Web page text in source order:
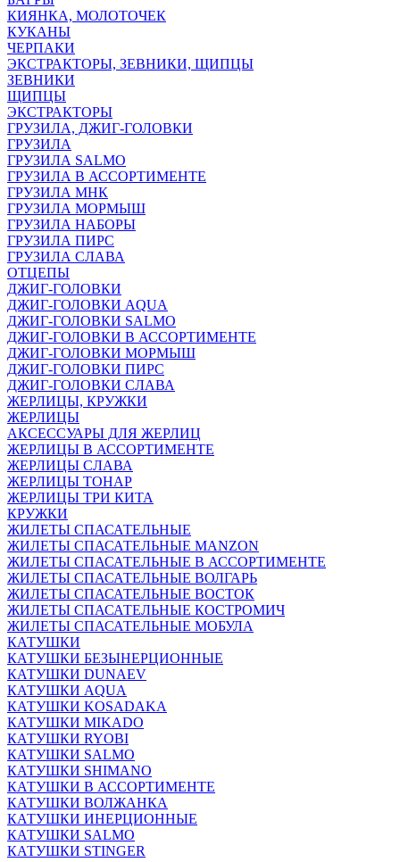
КИЯНКА, МОЛОТОЧЕК
КУКАНЫ
ЧЕРПАКИ
ЭКСТРАКТОРЫ, ЗЕВНИКИ, ЩИПЦЫ
ЗЕВНИКИ
ЩИПЦЫ
ЭКСТРАКТОРЫ
ГРУЗИЛА, ДЖИГ-ГОЛОВКИ
ГРУЗИЛА
ГРУЗИЛА SALMO
ГРУЗИЛА В АССОРТИМЕНТЕ
ГРУЗИЛА МНК
ГРУЗИЛА МОРМЫШ
ГРУЗИЛА НАБОРЫ
ГРУЗИЛА ПИРС
ГРУЗИЛА СЛАВА
ОТЦЕПЫ
ДЖИГ-ГОЛОВКИ
ДЖИГ-ГОЛОВКИ AQUA
ДЖИГ-ГОЛОВКИ SALMO
ДЖИГ-ГОЛОВКИ В АССОРТИМЕНТЕ
ДЖИГ-ГОЛОВКИ МОРМЫШ
ДЖИГ-ГОЛОВКИ ПИРС
ДЖИГ-ГОЛОВКИ СЛАВА
ЖЕРЛИЦЫ, КРУЖКИ
ЖЕРЛИЦЫ
АКСЕССУАРЫ ДЛЯ ЖЕРЛИЦ
ЖЕРЛИЦЫ В АССОРТИМЕНТЕ
ЖЕРЛИЦЫ СЛАВА
ЖЕРЛИЦЫ ТОНАР
ЖЕРЛИЦЫ ТРИ КИТА
КРУЖКИ
ЖИЛЕТЫ СПАСАТЕЛЬНЫЕ
ЖИЛЕТЫ СПАСАТЕЛЬНЫЕ MANZON
ЖИЛЕТЫ СПАСАТЕЛЬНЫЕ В АССОРТИМЕНТЕ
ЖИЛЕТЫ СПАСАТЕЛЬНЫЕ ВОЛГАРЬ
ЖИЛЕТЫ СПАСАТЕЛЬНЫЕ ВОСТОК
ЖИЛЕТЫ СПАСАТЕЛЬНЫЕ КОСТРОМИЧ
ЖИЛЕТЫ СПАСАТЕЛЬНЫЕ МОБУЛА
КАТУШКИ
КАТУШКИ БЕЗЫНЕРЦИОННЫЕ
КАТУШКИ DUNAEV
КАТУШКИ AQUA
КАТУШКИ KOSADAKA
КАТУШКИ MIKADO
КАТУШКИ RYOBI
КАТУШКИ SALMO
КАТУШКИ SHIMANO
КАТУШКИ В АССОРТИМЕНТЕ
КАТУШКИ ВОЛЖАНКА
КАТУШКИ ИНЕРЦИОННЫЕ
КАТУШКИ SALMO
КАТУШКИ STINGER